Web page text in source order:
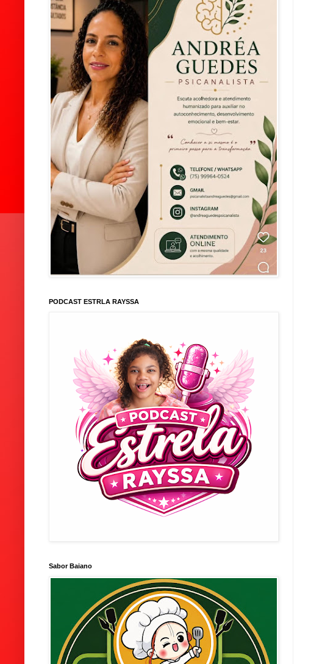
PODCAST ESTRLA RAYSSA
Sabor Baiano